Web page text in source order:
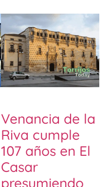
Venancia de la
Riva cumple
107 años en El
Casar
presumiendo